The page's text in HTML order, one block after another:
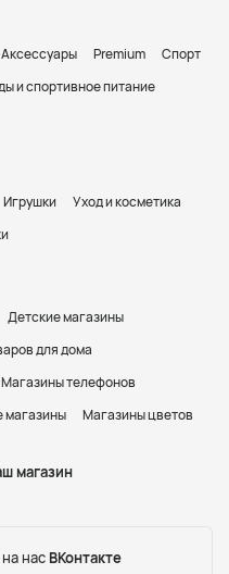
Аксессуары Premium
Спорт
и спортивное питание
Игрушки
Уход и косметика
Детские магазины
для дома
Магазины телефонов
Магазины цветов
магазин
нас ВКонтакте